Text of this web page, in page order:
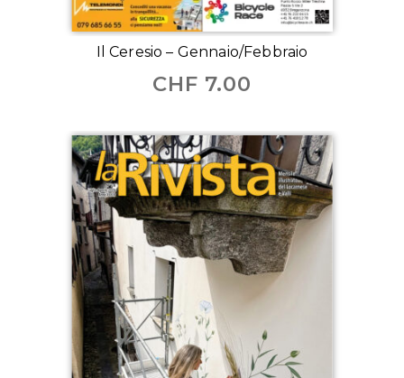
Il Ceresio – Gennaio/Febbraio
CHF 7.00